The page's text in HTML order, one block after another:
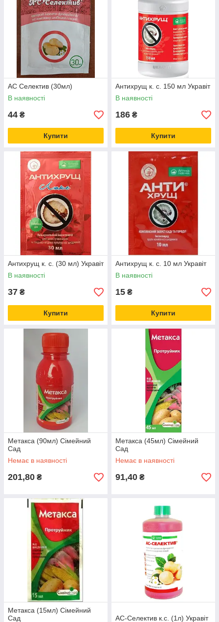
АС Селектив (30мл)
В наявності
44 ₴
Купити
Антихрущ к. с. 150 мл Укравіт
В наявності
186 ₴
Купити
Антихрущ к. с. (30 мл) Укравіт
В наявності
37 ₴
Купити
Антихрущ к. с. 10 мл Укравіт
В наявності
15 ₴
Купити
Метакса (90мл) Сімейний
Сад
Немає в наявності
201,80 ₴
Метакса (45мл) Сімейний
Сад
Немає в наявності
91,40 ₴
Метакса (15мл) Сімейний
Сад
АС-Селектив к.с. (1л) Укравіт